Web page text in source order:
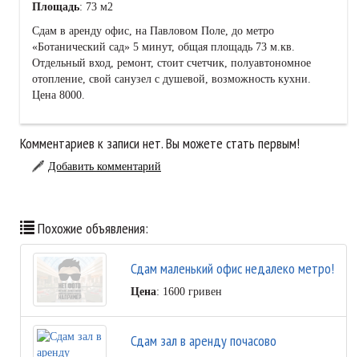
Площадь: 73 м2
Сдам в аренду офис, на Павловом Поле, до метро
«Ботанический сад» 5 минут, общая площадь 73 м.кв.
Отдельный вход, ремонт, стоит счетчик, полуавтономное
отопление, свой санузел с душевой, возможность кухни.
Цена 8000.
Комментариев к записи нет. Вы можете стать первым!
Добавить комментарий
Похожие объявления:
Сдам маленький офис недалеко метро!
Цена: 1600 гривен
Сдам зал в аренду почасово